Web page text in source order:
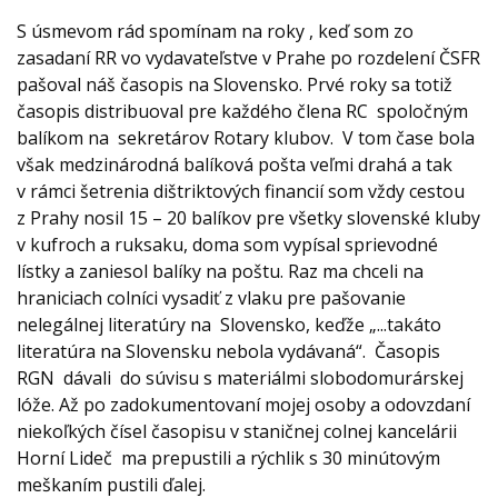
S úsmevom rád spomínam na roky , keď som zo
zasadaní RR vo vydavateľstve v Prahe po rozdelení ČSFR
pašoval náš časopis na Slovensko. Prvé roky sa totiž
časopis distribuoval pre každého člena RC spoločným
balíkom na sekretárov Rotary klubov. V tom čase bola
však medzinárodná balíková pošta veľmi drahá a tak
v rámci šetrenia dištriktových financií som vždy cestou
z Prahy nosil 15 – 20 balíkov pre všetky slovenské kluby
v kufroch a ruksaku, doma som vypísal sprievodné
lístky a zaniesol balíky na poštu. Raz ma chceli na
hraniciach colníci vysadiť z vlaku pre pašovanie
nelegálnej literatúry na Slovensko, keďže „...takáto
literatúra na Slovensku nebola vydávaná“. Časopis
RGN dávali do súvisu s materiálmi slobodomurárskej
lóže. Až po zadokumentovaní mojej osoby a odovzdaní
niekoľkých čísel časopisu v staničnej colnej kancelárii
Horní Lideč ma prepustili a rýchlik s 30 minútovým
meškaním pustili ďalej.